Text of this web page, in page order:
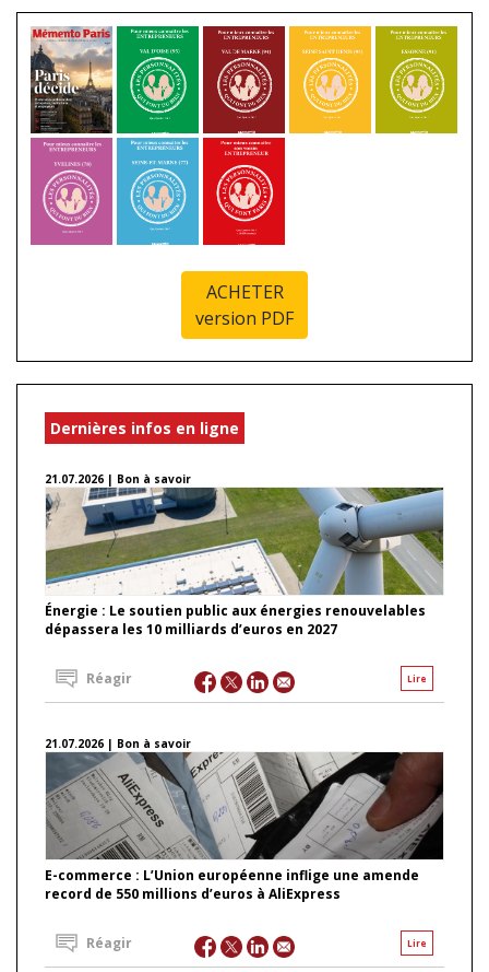
ACHETER
version PDF
Dernières infos en ligne
21.07.2026 | Bon à savoir
Énergie : Le soutien public aux énergies renouvelables
dépassera les 10 milliards d’euros en 2027
Lire
Réagir
21.07.2026 | Bon à savoir
E-commerce : L’Union européenne inflige une amende
record de 550 millions d’euros à AliExpress
Lire
Réagir